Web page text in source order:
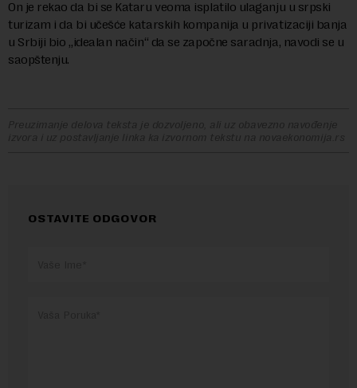
On je rekao da bi se Kataru veoma isplatilo ulaganju u srpski
turizam i da bi učešće katarskih kompanija u privatizaciji banja
u Srbiji bio „idealan način“ da se započne saradnja, navodi se u
saopštenju.
Preuzimanje delova teksta je dozvoljeno, ali uz obavezno navođenje
izvora i uz postavljanje linka ka izvornom tekstu na novaekonomija.rs
OSTAVITE ODGOVOR